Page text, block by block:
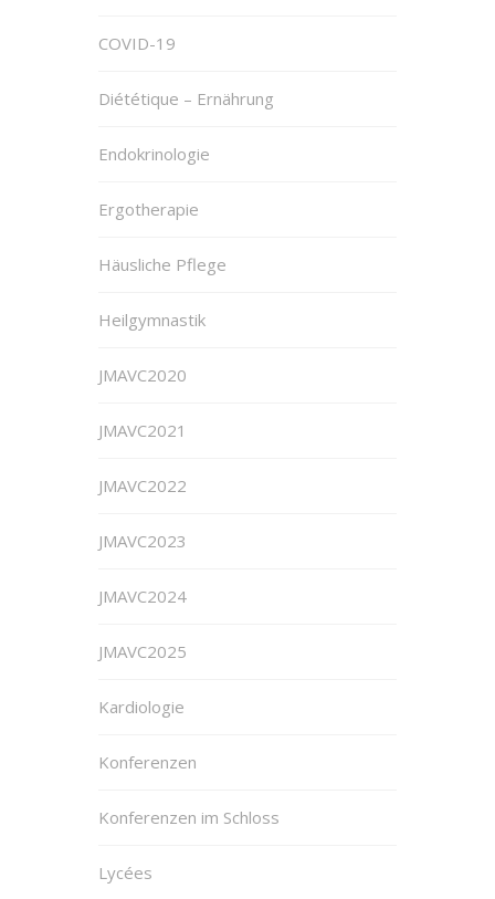
COVID-19
Diététique – Ernährung
Endokrinologie
Ergotherapie
Häusliche Pflege
Heilgymnastik
JMAVC2020
JMAVC2021
JMAVC2022
JMAVC2023
JMAVC2024
JMAVC2025
Kardiologie
Konferenzen
Konferenzen im Schloss
Lycées